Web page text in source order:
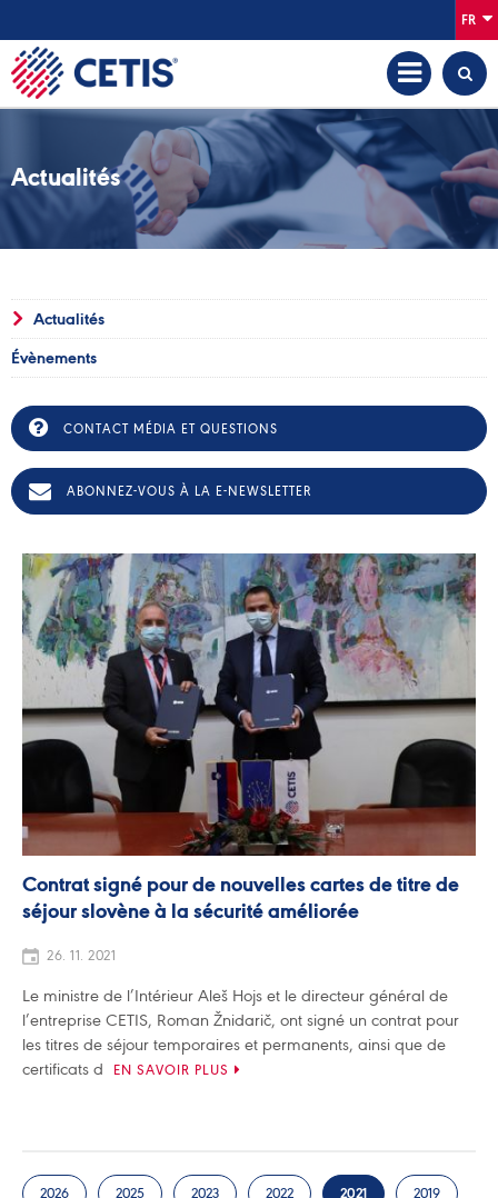
FR
Actualités
Actualités
Évènements
CONTACT MÉDIA ET QUESTIONS
ABONNEZ-VOUS À LA E-NEWSLETTER
Contrat signé pour de nouvelles cartes de titre de
séjour slovène à la sécurité améliorée
26. 11. 2021
Le ministre de l’Intérieur Aleš Hojs et le directeur général de
l’entreprise CETIS, Roman Žnidarič, ont signé un contrat pour
les titres de séjour temporaires et permanents, ainsi que de
certificats d
EN SAVOIR PLUS
2026 2025 2023 2022 2021 2019